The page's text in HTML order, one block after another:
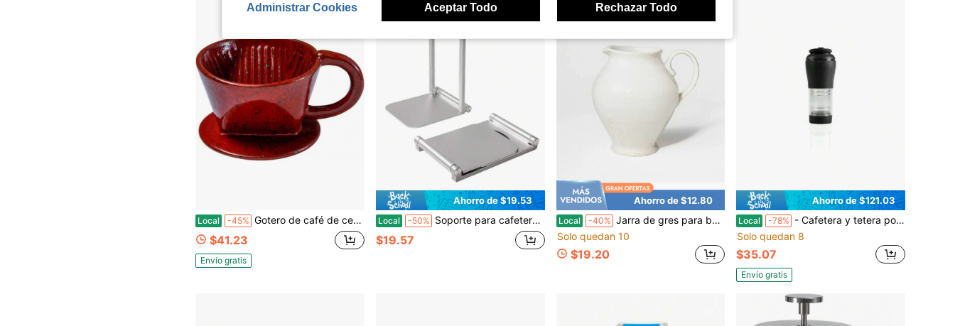
Local -45% Gotero de café de cerámica en rojo hecho en Japón
$41.23
Envío gratis
Ahorro de $19.53
Local -50% Soporte para cafetera de goteo, soporte plegable portátil para espresso, soporte para café de oficina con base, adecuado para oficina, hogar, camping
$19.57
Ahorro de $12.80
Local -40% Jarra de gres para bebidas de 3555ml color crema - Threshold ™ Diseñada con Studio McGee: Jarra blanca roto para bebidas calientes/frías
Solo quedan 10
$19.20
Ahorro de $121.03
Local -78% - Cafetera y tetera portátil - Infusor térmico de café y té, prensa francesa, cafetera de una sola taza, - Accesorios y utensilios de cocina para el hogar - 12 onzas líquidas, negro
Solo quedan 8
$35.07
Envío gratis
Administrar Cookies Aceptar Todo Rechazar Todo